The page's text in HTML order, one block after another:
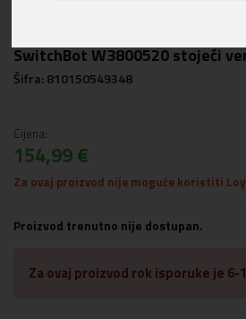
SwitchBot W3800520 stojeći
Šifra: 810150549348
Cijena:
154,99 €
Za ovaj proizvod nije moguće koristiti
Proizvod trenutno nije dostupan.
Za ovaj proizvod rok isporuke je 6-